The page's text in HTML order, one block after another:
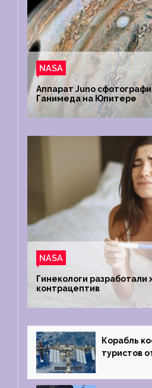
NASA
Аппарат Juno
Ганимеда на Юпитере
NASA
Гинекологи разработали
контрацептив
Корабль
туристов
на Землю